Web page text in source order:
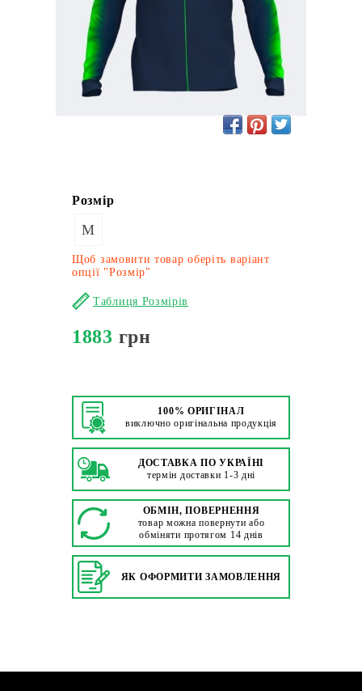
Розмір
M
Щоб замовити товар оберіть варіант
опції "Розмір"
Таблиця Розмірів
1883 грн
100% ОРИГІНАЛ
виключно оригінальна продукція
ДОСТАВКА ПО УКРАЇНІ
термін доставки 1-3 дні
ОБМІН, ПОВЕРНЕННЯ
товар можна повернути або
обміняти протягом 14 днів
ЯК ОФОРМИТИ ЗАМОВЛЕННЯ